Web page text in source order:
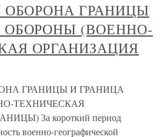
ОБОРОНА ГРАНИЦЫ
ОБОРОНЫ (ВОЕННО-
ОРГАНИЗАЦИЯ
ГРАНИЦЫ И ГРАНИЦА
ТЕХНИЧЕСКАЯ
За короткий период
военно-географической